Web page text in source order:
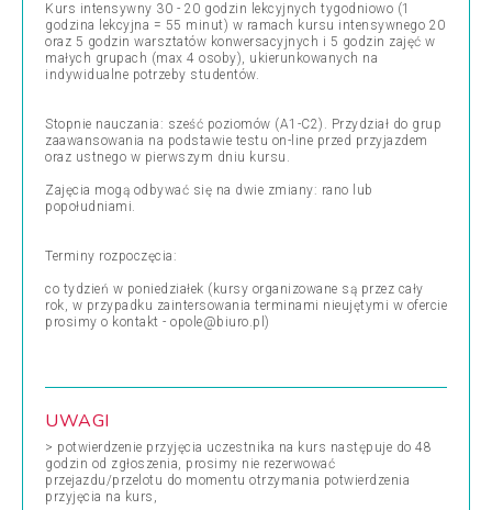
Kurs intensywny 30 - 20 godzin lekcyjnych tygodniowo (1
godzina lekcyjna = 55 minut) w ramach kursu intensywnego 20
oraz 5 godzin warsztatów konwersacyjnych i 5 godzin zajęć w
małych grupach (max 4 osoby), ukierunkowanych na
indywidualne potrzeby studentów.
Stopnie nauczania: sześć poziomów (A1-C2). Przydział do grup
zaawansowania na podstawie testu on-line przed przyjazdem
oraz ustnego w pierwszym dniu kursu.
Zajęcia mogą odbywać się na dwie zmiany: rano lub
popołudniami.
Terminy rozpoczęcia:
co tydzień w poniedziałek (kursy organizowane są przez cały
rok, w przypadku zaintersowania terminami nieujętymi w ofercie
prosimy o kontakt - opole@biuro.pl)
UWAGI
> potwierdzenie przyjęcia uczestnika na kurs następuje do 48
godzin od zgłoszenia, prosimy nie rezerwować
przejazdu/przelotu do momentu otrzymania potwierdzenia
przyjęcia na kurs,